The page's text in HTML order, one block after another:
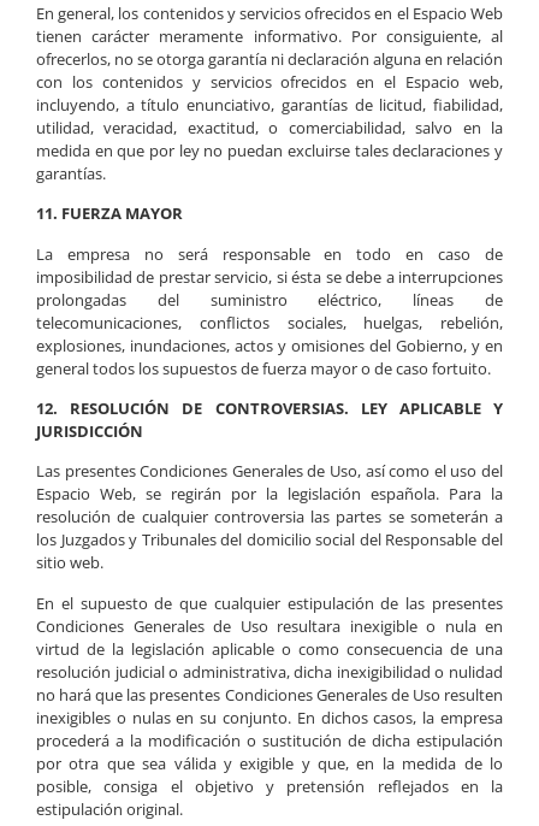
En general, los contenidos y servicios ofrecidos en el Espacio Web
tienen carácter meramente informativo. Por consiguiente, al
ofrecerlos, no se otorga garantía ni declaración alguna en relación
con los contenidos y servicios ofrecidos en el Espacio web,
incluyendo, a título enunciativo, garantías de licitud, fiabilidad,
utilidad, veracidad, exactitud, o comerciabilidad, salvo en la
medida en que por ley no puedan excluirse tales declaraciones y
garantías.
11. FUERZA MAYOR
La empresa no será responsable en todo en caso de
imposibilidad de prestar servicio, si ésta se debe a interrupciones
prolongadas del suministro eléctrico, líneas de
telecomunicaciones, conflictos sociales, huelgas, rebelión,
explosiones, inundaciones, actos y omisiones del Gobierno, y en
general todos los supuestos de fuerza mayor o de caso fortuito.
12. RESOLUCIÓN DE CONTROVERSIAS. LEY APLICABLE Y
JURISDICCIÓN
Las presentes Condiciones Generales de Uso, así como el uso del
Espacio Web, se regirán por la legislación española. Para la
resolución de cualquier controversia las partes se someterán a
los Juzgados y Tribunales del domicilio social del Responsable del
sitio web.
En el supuesto de que cualquier estipulación de las presentes
Condiciones Generales de Uso resultara inexigible o nula en
virtud de la legislación aplicable o como consecuencia de una
resolución judicial o administrativa, dicha inexigibilidad o nulidad
no hará que las presentes Condiciones Generales de Uso resulten
inexigibles o nulas en su conjunto. En dichos casos, la empresa
procederá a la modificación o sustitución de dicha estipulación
por otra que sea válida y exigible y que, en la medida de lo
posible, consiga el objetivo y pretensión reflejados en la
estipulación original.